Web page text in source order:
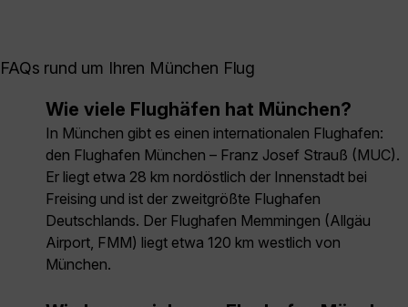
FAQs rund um Ihren München Flug
Wie viele Flughäfen hat München?
In München gibt es einen internationalen Flughafen:
den Flughafen München – Franz Josef Strauß (MUC).
Er liegt etwa 28 km nordöstlich der Innenstadt bei
Freising und ist der zweitgrößte Flughafen
Deutschlands. Der Flughafen Memmingen (Allgäu
Airport, FMM) liegt etwa 120 km westlich von
München.